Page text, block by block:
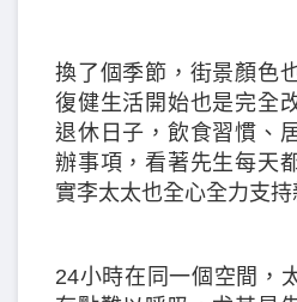
換了個季節，街景顏色
復健生活開始也是完全
退休日子，飲食習慣、
辦事項，看著先生每天
實李太太也全心全力支持
24小時在同一個空間，